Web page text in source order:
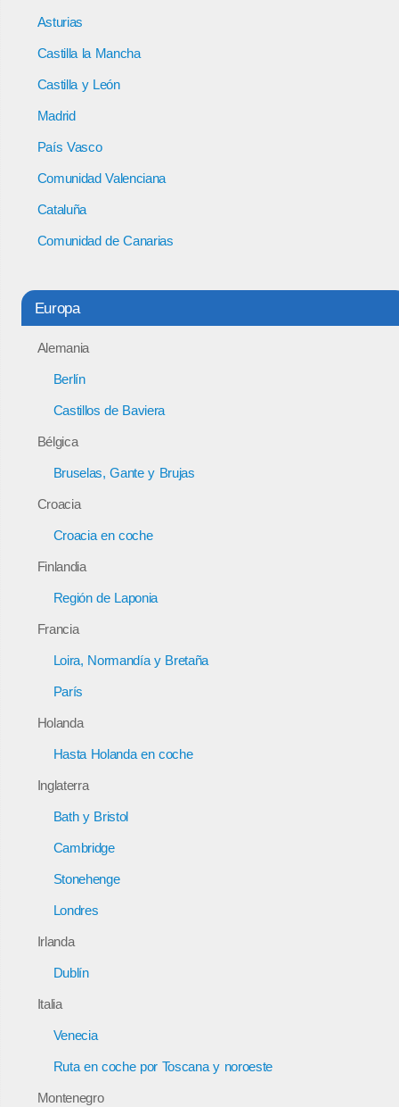
Asturias
Castilla la Mancha
Castilla y León
Madrid
País Vasco
Comunidad Valenciana
Cataluña
Comunidad de Canarias
Europa
Alemania
Berlín
Castillos de Baviera
Bélgica
Bruselas, Gante y Brujas
Croacia
Croacia en coche
Finlandia
Región de Laponia
Francia
Loira, Normandía y Bretaña
París
Holanda
Hasta Holanda en coche
Inglaterra
Bath y Bristol
Cambridge
Stonehenge
Londres
Irlanda
Dublín
Italia
Venecia
Ruta en coche por Toscana y noroeste
Montenegro